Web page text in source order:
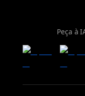
Peça à